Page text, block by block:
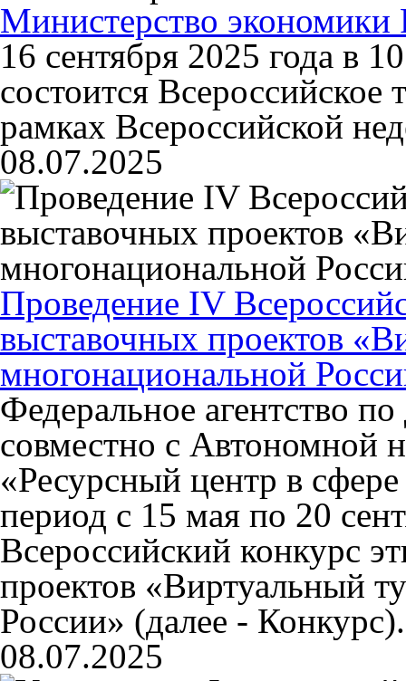
Министерство экономики
16 сентября 2025 года в
состоится Всероссийское
рамках Всероссийской
08.07.2025
Проведение IV
выставочных проектов
многонациональной
Федеральное агентство
совместно с Автономной
«Ресурсный центр в
период с 15 мая по 20
Всероссийский конкурс
проектов «Виртуальный
России» (далее -
08.07.2025